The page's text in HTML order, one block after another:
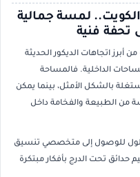
لمسة جمالية
تحفة فنية
من أبرز اتجاهات الديكور الحديثة
الداخلية. فالمساحة
بالشكل الأمثل، بينما يمكن
من الطبيعة والفخامة داخل
للوصول إلى متخصصي تنسيق
حدائق تحت الدرج بأفكار مبتكرة